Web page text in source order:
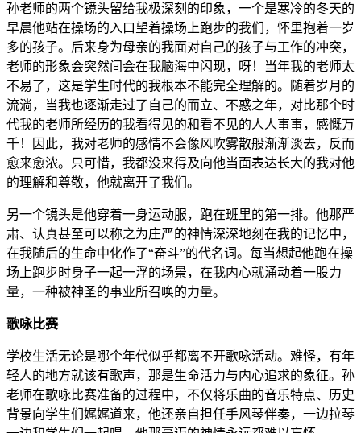
孙老师的两个镜头留给我极深刻的印象，一个是寒冷的冬天的
早晨他站在操场的入口望着操场上跑步的我们，怀里抱着一岁
多的孩子。后来身为母亲的我面对自己的孩子与工作的冲突，
老师的形象会突然间会在我脑海中闪现，呀！当年我的老师太
不易了，这是学生时代的我根本不能完全理解的。随着岁月的
流淌，当我也逐渐走过了自己的而立、不惑之年，对比那个时
代我的老师所经历的我看得见的和看不见的人人事事，感慨万
千！因此，我对老师的感情不会像风吹雾散般渐渐淡去，反而
愈来愈浓。只可惜，我都没来得及向他当面表达长大的我对他
的理解和尊敬，他就离开了我们。
另一个镜头是他穿着一身运动服，跑在班里的第一排。他那严
肃、认真甚至可以称之为庄严的神情深深地刻在我的记忆中，
在我随后的生命中化作了“奋斗”的代名词。每当想起他跑在操
场上跑步时身子一起一浮的场景，在我内心就涌动着一股力
量，一种被神圣的事业所召唤的力量。
歌咏比赛
学校生活无论是哪个年代似乎都离不开歌咏活动。难怪，有年
轻人的地方就该有歌声，那是生命活力与内心追求的象征。孙
老师在歌咏比赛准备的过程中，不仅将乐曲的音乐特点、历史
背景向学生们娓娓道来，他还亲自担任手风琴伴奏，一边拉琴